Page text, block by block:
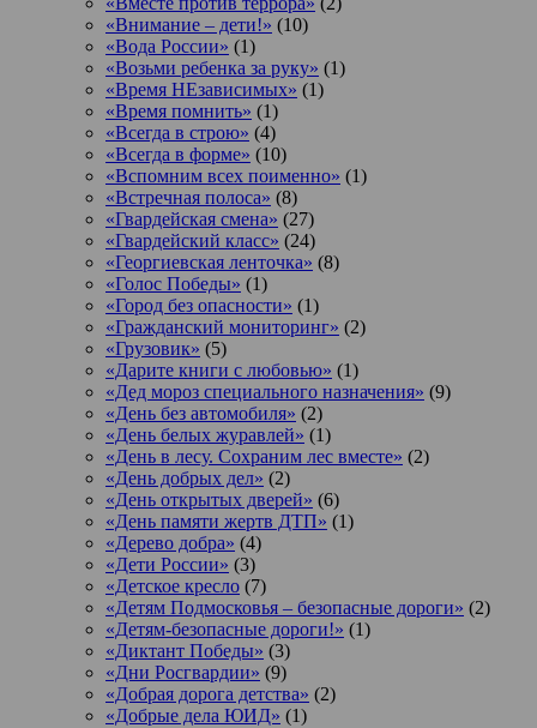
«Внимание – дети!» (10)
«Вода России» (1)
«Возьми ребенка за руку» (1)
«Время НЕзависимых» (1)
«Время помнить» (1)
«Всегда в строю» (4)
«Всегда в форме» (10)
«Вспомним всех поименно» (1)
«Встречная полоса» (8)
«Гвардейская смена» (27)
«Гвардейский класс» (24)
«Георгиевская ленточка» (8)
«Голос Победы» (1)
«Город без опасности» (1)
«Гражданский мониторинг» (2)
«Грузовик» (5)
«Дарите книги с любовью» (1)
«Дед мороз специального назначения» (9)
«День без автомобиля» (2)
«День белых журавлей» (1)
«День в лесу. Сохраним лес вместе» (2)
«День добрых дел» (2)
«День открытых дверей» (6)
«День памяти жертв ДТП» (1)
«Дерево добра» (4)
«Дети России» (3)
«Детское кресло (7)
«Детям Подмосковья – безопасные дороги» (2)
«Детям-безопасные дороги!» (1)
«Диктант Победы» (3)
«Дни Росгвардии» (9)
«Добрая дорога детства» (2)
«Добрые дела ЮИД» (1)